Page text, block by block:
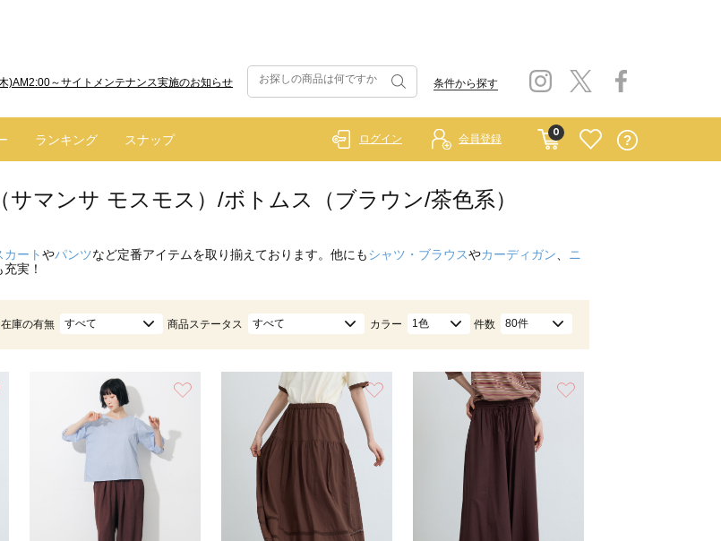
)AM2:00～サイトメンテナンス実施のお知らせ 条件から探す
ランキング スナップ
0
ログイン 会員登録
サマンサ モスモス）/ボトムス（ブラウン/茶色系）
カートやパンツなど定番アイテムを取り揃えております。他にもシャツ・ブラウスやカーディガン
ニ
実！
在庫の有無 すべて 商品ステータス すべて カラー 1色 件数 80件